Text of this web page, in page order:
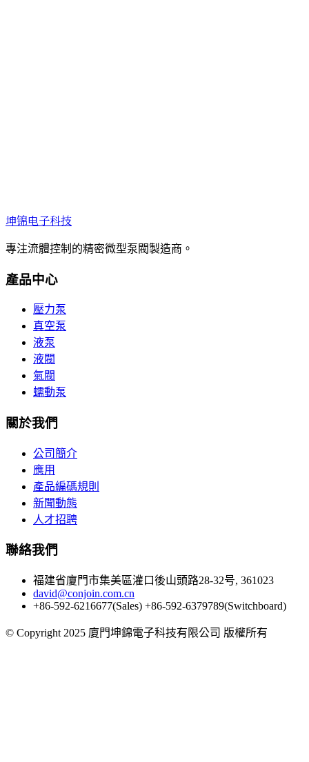
坤锦电子科技
專注流體控制的精密微型泵閥製造商。
產品中心
壓力泵
真空泵
液泵
液閥
氣閥
蠕動泵
關於我們
公司簡介
應用
產品編碼規則
新聞動態
人才招聘
聯絡我們
福建省廈門市集美區灌口後山頭路28-32号, 361023
david@conjoin.com.cn
+86-592-6216677(Sales) +86-592-6379789(Switchboard)
© Copyright 2025 廈門坤錦電子科技有限公司 版權所有